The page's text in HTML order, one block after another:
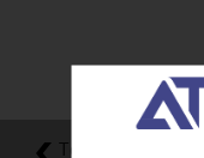
Tornar al llistat